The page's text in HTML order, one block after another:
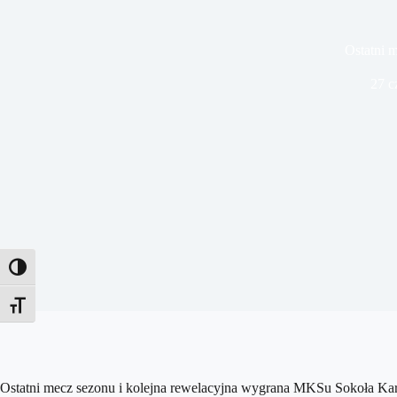
Toggle High Contrast
Toggle Font size
Ostatni mecz sezonu i kolejna rewelacyjna wygrana MKSu Sokoła